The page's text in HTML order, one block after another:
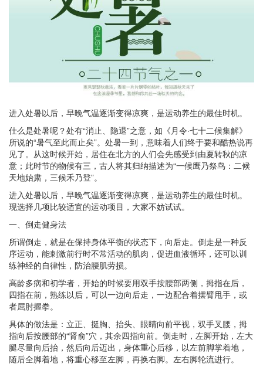
进入处暑以后，早晚气温逐渐变得凉爽，是运动养生的最佳时机。
仕么是处暑呢？处有“消止、隐退”之意，如《月令·七十二候集解》
所说的“暑气至此而止矣”。处暑一到，意味着人们终于要和酷热说再
见了。从这时候开始，居住在北方的人们会先感受到由夏转秋的凉
意；此时节的物候有三，古人将其归纳描述为“一候鹰乃祭鸟：二候
天地始肃，三候禾乃登”。
进入处暑以后，早晚气温逐渐变得凉爽，是运动养生的最佳时机。
现选择几项比较适宜的运动项目，大家不妨试试。
一、倒走健身法
所谓倒走，就是在保持身体平衡的状态下，向后走。倒走是一种反
序运动，能刺激前行时不常活动的肌肉，促进血液循环，还可以训
练神经的自律性，防治腰肌劳损。
高龄多病和初学者，开始的时候要用双手按腰部两侧，拇指在后，
四指在前，熟练以后，可以一边向后走，一边配合着摆臂甩手，或
者屈肘握拳。
具体的做法是：立正、挺胸、抬头、眼睛向前平视，双手叉腰，拇
指向后按腰部的“肾俞”穴，其余四指向前。倒走时，左脚开始，左大
腿尽量向后抬，然后向后迈出，身体重心后移，以左前脚掌着地，
随后全脚着地，将重心移至左脚，再换右脚。左右脚轮流进行。